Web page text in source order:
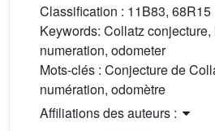
Classification : 11B83, 68R15
Keywords: Collatz conjecture,
numeration, odometer
Mots-clés : Conjecture de
numération, odomètre
Affiliations des auteurs :